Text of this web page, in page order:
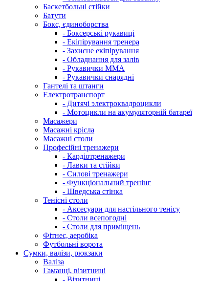
Баскетбольні стійки
Батути
Бокс, єдиноборства
- Боксерські рукавиці
- Екіпірування тренера
- Захисне екіпірування
- Обладнання для залів
- Рукавички ММА
- Рукавички снарядні
Гантелі та штанги
Електротранспорт
- Дитячі электроквадроцикли
- Мотоцикли на акумуляторній батареї
Масажери
Масажні крісла
Масажні столи
Професійні тренажери
- Кардіотренажери
- Лавки та стійки
- Силові тренажери
- Функціональний тренінг
- Шведська стінка
Тенісні столи
- Аксесуари для настільного тенісу
- Столи всепогодні
- Столи для приміщень
Фітнес, аеробіка
Футбольні ворота
Сумки, валізи, рюкзаки
Валіза
Гаманці, візитниці
- Візитниці